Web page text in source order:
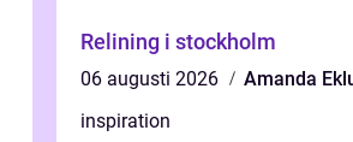
Relining i stockholm
06 augusti 2026
Amanda
inspiration